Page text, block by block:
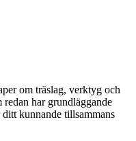
om träslag, verktyg och
har grundläggande
kunnande tillsammans